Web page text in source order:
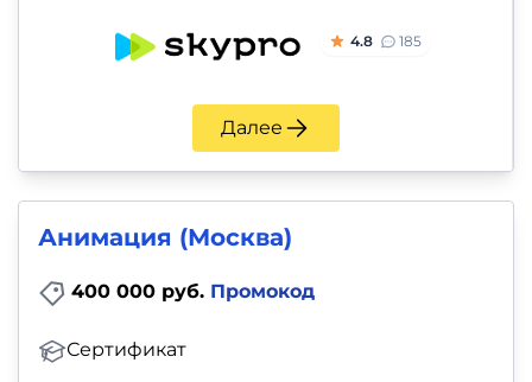
4.8 185
Далее
Анимация (Москва)
400 000 руб. Промокод
Сертификат